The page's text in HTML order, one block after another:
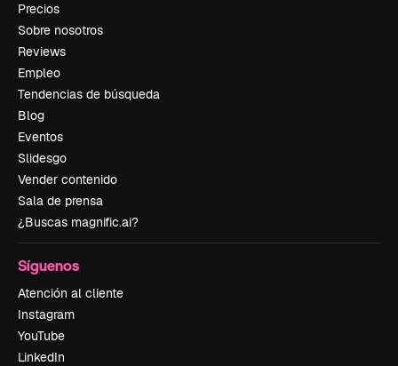
Precios
Sobre nosotros
Reviews
Empleo
Tendencias de búsqueda
Blog
Eventos
Slidesgo
Vender contenido
Sala de prensa
¿Buscas magnific.ai?
Síguenos
Atención al cliente
Instagram
YouTube
LinkedIn